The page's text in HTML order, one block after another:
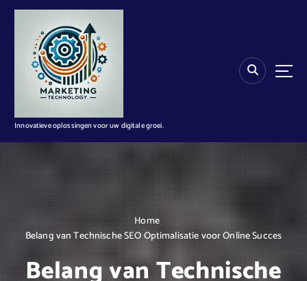
n
Innovatieve oplossingen voor uw digitale groei.
Home
Belang van Technische SEO Optimalisatie voor Online Succes
Belang van Technische